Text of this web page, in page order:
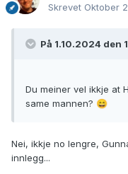
Skrevet Oktober
På 1.10.2024 den
Du meiner vel ikkje at
same mannen? 😄
Nei, ikkje no lengre,
innlegg...